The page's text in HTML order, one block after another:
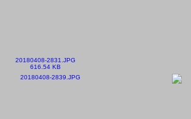
20180408-2831.JPG
616.54 KB